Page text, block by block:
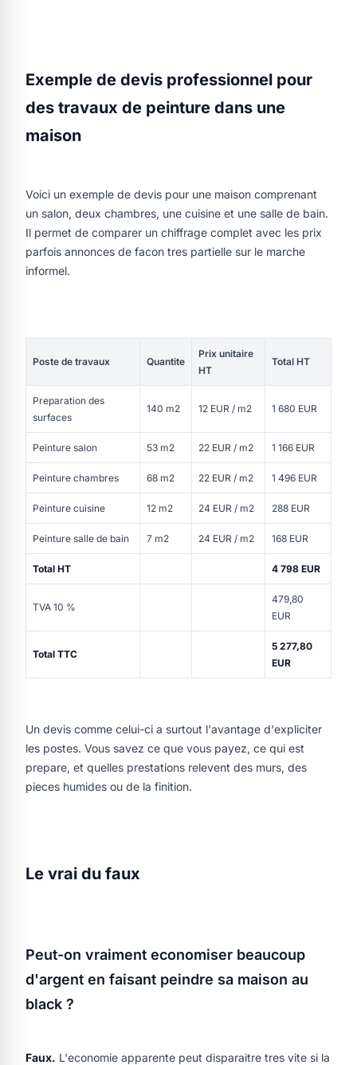
Exemple de devis professionnel pour
des travaux de peinture dans une
maison
Voici un exemple de devis pour une maison comprenant
un salon, deux chambres, une cuisine et une salle de bain.
Il permet de comparer un chiffrage complet avec les prix
parfois annonces de facon tres partielle sur le marche
informel.
Poste de travaux Quantite
Prix unitaire
HT
Total HT
Preparation des
surfaces
140 m2 12 EUR / m2 1 680 EUR
Peinture salon 53 m2 22 EUR / m2 1 166 EUR
Peinture chambres 68 m2 22 EUR / m2 1 496 EUR
Peinture cuisine 12 m2 24 EUR / m2 288 EUR
Peinture salle de bain 7 m2 24 EUR / m2 168 EUR
Total HT 4 798 EUR
TVA 10 %
479,80
EUR
Total TTC
5 277,80
EUR
Un devis comme celui-ci a surtout l'avantage d'expliciter
les postes. Vous savez ce que vous payez, ce qui est
prepare, et quelles prestations relevent des murs, des
pieces humides ou de la finition.
Le vrai du faux
Peut-on vraiment economiser beaucoup
d'argent en faisant peindre sa maison au
black ?
Faux. L'economie apparente peut disparaitre tres vite si la